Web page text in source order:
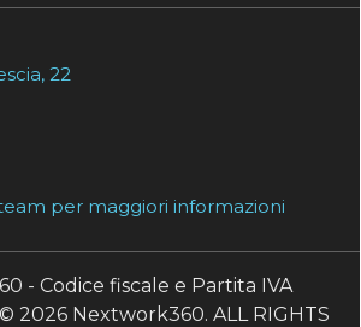
22
per maggiori informazioni
- Codice fiscale e Partita IVA
2026 Nextwork360. ALL RIGHTS